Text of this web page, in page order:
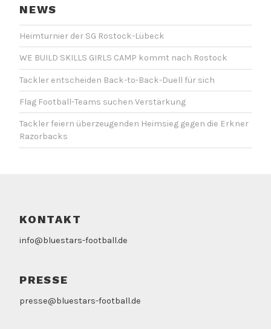
NEWS
Heimturnier der SG Rostock-Lübeck
WE BUILD SKILLS GIRLS CAMP kommt nach Rostock
Tackler entscheiden Back-to-Back-Duell für sich
Flag Football-Teams suchen Verstärkung
Tackler feiern überzeugenden Heimsieg gegen die Erkner
Razorbacks
KONTAKT
info@bluestars-football.de
PRESSE
presse@bluestars-football.de